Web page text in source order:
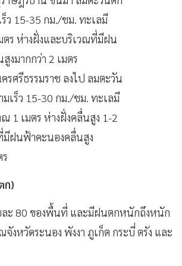
ร็ว 15-35 กม./ชม. ทะเลมี
ตร ห่างฝั่งและบริเวณที่มีฝน
งมากกว่า 2 เมตร
รศรีธรรมราช ลงไป ลมตะวัน
มเร็ว 15-30 กม./ชม. ทะเลมี
1 เมตร ห่างฝั่งคลื่นสูง 1-2
มีฝนฟ้าคะนองคลื่นสูง
ก)
ะ 80 ของพื้นที่ และมีฝนตกหนักถึงหนัก
จังหวัดระนอง พังงา ภูเก็ต กระบี่ ตรัง และ